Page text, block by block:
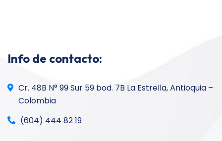
Info de contacto:
Cr. 48B N° 99 Sur 59 bod. 7B La Estrella, Antioquia –
Colombia
(604) 444 82 19